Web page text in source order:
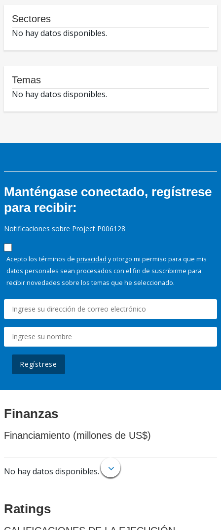
Sectores
No hay datos disponibles.
Temas
No hay datos disponibles.
Manténgase conectado, regístrese
para recibir:
Notificaciones sobre Project P006128
Acepto los términos de privacidad y otorgo mi permiso para que mis
datos personales sean procesados con el fin de suscribirme para
recibir novedades sobre los temas que he seleccionado.
Regístrese
Finanzas
Financiamiento (millones de US$)
No hay datos disponibles.
Ratings